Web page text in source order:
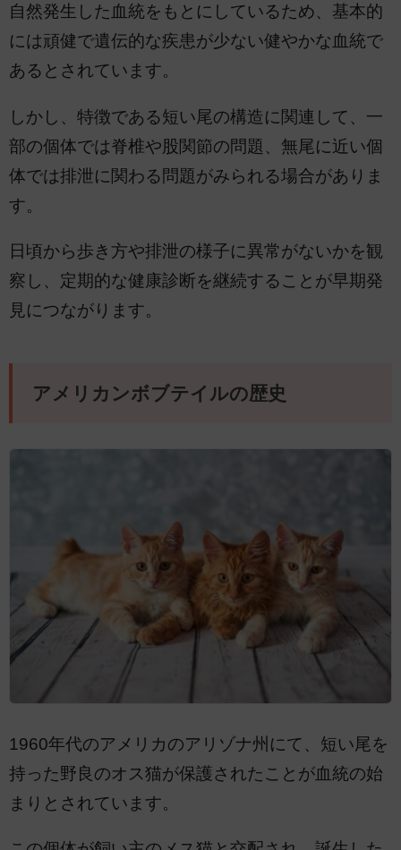
自然発生した血統をもとにしているため、基本的
には頑健で遺伝的な疾患が少ない健やかな血統で
あるとされています。
しかし、特徴である短い尾の構造に関連して、一
部の個体では脊椎や股関節の問題、無尾に近い個
体では排泄に関わる問題がみられる場合がありま
す。
日頃から歩き方や排泄の様子に異常がないかを観
察し、定期的な健康診断を継続することが早期発
見につながります。
アメリカンボブテイルの歴史
1960年代のアメリカのアリゾナ州にて、短い尾を
持った野良のオス猫が保護されたことが血統の始
まりとされています。